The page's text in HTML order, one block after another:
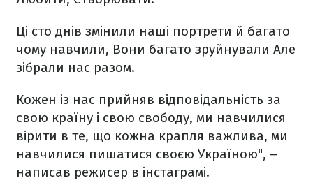
Ці сто днів змінили наші портрети й багато
чому навчили, Вони багато зруйнували Але
зібрали нас разом.
Кожен із нас прийняв відповідальність за
свою країну і свою свободу, ми навчилися
вірити в те, що кожна крапля важлива, ми
навчилися пишатися своєю Україною", –
написав режисер в інстаграмі.